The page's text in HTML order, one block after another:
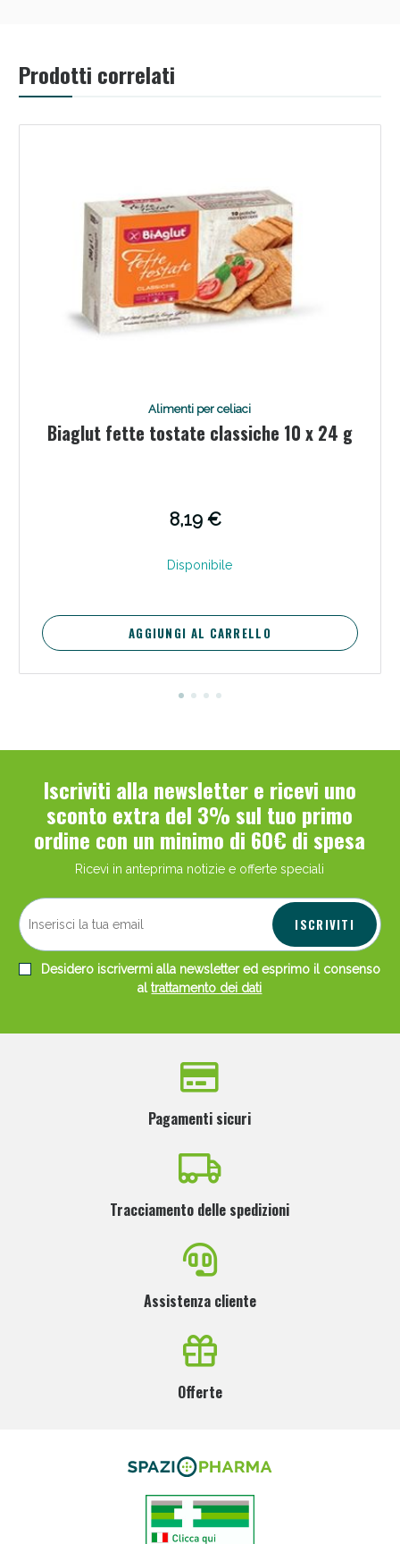
Prodotti correlati
Alimenti per celiaci
Biaglut fette tostate classiche 10 x 24 g
8,19 €
Disponibile
AGGIUNGI AL CARRELLO
Iscriviti alla newsletter e ricevi uno
sconto extra del 3% sul tuo primo
ordine con un minimo di 60€ di spesa
Ricevi in anteprima notizie e offerte speciali
ISCRIVITI
Desidero iscrivermi alla newsletter ed esprimo il consenso
altrattamento dei dati
Pagamenti sicuri
Tracciamento delle spedizioni
Assistenza cliente
Offerte
Benessere Intestinale: Sconto fino al 55% valido
oggi!